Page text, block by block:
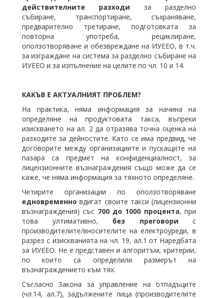
действителните разходи за разделно
събиране, транспортиране, съхраняване,
предварително третиране, подготовката за
повторна употреба, рециклиране,
оползотворяване и обезвреждане на ИУЕЕО, в т.ч.
за изграждане на система за разделно събиране на
ИУЕЕО и за изпълнение на целите по чл. 10 и 14.
КАКЪВ Е АКТУАЛНИЯТ ПРОБЛЕМ?
На практика, няма информация за начина на
определяне на продуктовата такса, въпреки
изискването на ал. 2 да отразява точна оценка на
разходите за дейностите. Като се има предвид, че
договорите между организациите и пускащите на
пазара са предмет на конфиденциалност, за
лицензионните възнаграждения също може да се
каже, че няма информация за тяхното определяне.
Четирите организации по оползотворяване
едновременно вдигат своите такси (лицензионни
възнаграждения) със 700 до 1000 процента, при
това ултимативно, без преговори с
производителите/вносителите на електроуреди, в
разрез с изискванията на чл. 19, ал.1 от Наредбата
за ИУЕЕО. Не е представен и алгоритъм, критерии,
по които са определили размерът на
възнаграждението към тях.
Съгласно Закона за управление на отпадъците
(чл.14, ал.7), задължените лица (производителите